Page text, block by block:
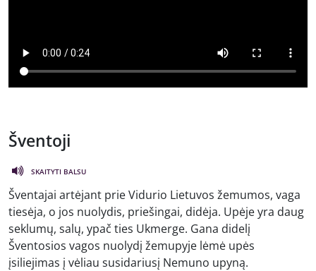
Šventoji
SKAITYTI BALSU
Šventajai artėjant prie Vidurio Lietuvos žemumos, vaga
tiesėja, o jos nuolydis, priešingai, didėja. Upėje yra daug
seklumų, salų, ypač ties Ukmerge. Gana didelį
Šventosios vagos nuolydį žemupyje lėmė upės
įsiliejimas į vėliau susidariusį Nemuno upyną.